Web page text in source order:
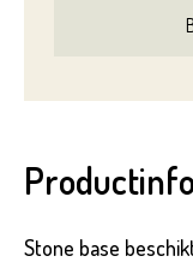
Stone base